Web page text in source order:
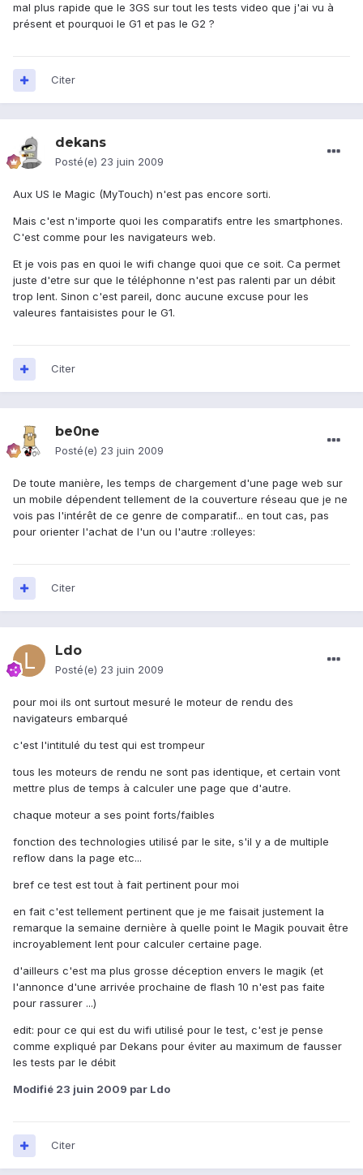
mal plus rapide que le 3GS sur tout les tests video que j'ai vu à
présent et pourquoi le G1 et pas le G2 ?
Citer
dekans
Posté(e) 23 juin 2009
Aux US le Magic (MyTouch) n'est pas encore sorti.
Mais c'est n'importe quoi les comparatifs entre les smartphones.
C'est comme pour les navigateurs web.
Et je vois pas en quoi le wifi change quoi que ce soit. Ca permet
juste d'etre sur que le téléphonne n'est pas ralenti par un débit
trop lent. Sinon c'est pareil, donc aucune excuse pour les
valeures fantaisistes pour le G1.
Citer
be0ne
Posté(e) 23 juin 2009
De toute manière, les temps de chargement d'une page web sur
un mobile dépendent tellement de la couverture réseau que je ne
vois pas l'intérêt de ce genre de comparatif... en tout cas, pas
pour orienter l'achat de l'un ou l'autre :rolleyes:
Citer
Ldo
Posté(e) 23 juin 2009
pour moi ils ont surtout mesuré le moteur de rendu des
navigateurs embarqué
c'est l'intitulé du test qui est trompeur
tous les moteurs de rendu ne sont pas identique, et certain vont
mettre plus de temps à calculer une page que d'autre.
chaque moteur a ses point forts/faibles
fonction des technologies utilisé par le site, s'il y a de multiple
reflow dans la page etc...
bref ce test est tout à fait pertinent pour moi
en fait c'est tellement pertinent que je me faisait justement la
remarque la semaine dernière à quelle point le Magik pouvait être
incroyablement lent pour calculer certaine page.
d'ailleurs c'est ma plus grosse déception envers le magik (et
l'annonce d'une arrivée prochaine de flash 10 n'est pas faite
pour rassurer ...)
edit: pour ce qui est du wifi utilisé pour le test, c'est je pense
comme expliqué par Dekans pour éviter au maximum de fausser
les tests par le débit
Modifié 23 juin 2009 par Ldo
Citer